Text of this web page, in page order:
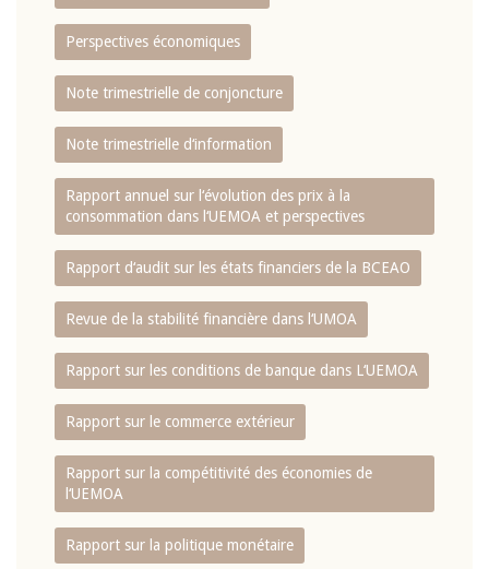
Perspectives économiques
Note trimestrielle de conjoncture
Note trimestrielle d‘information
Rapport annuel sur l‘évolution des prix à la
consommation dans l‘UEMOA et perspectives
Rapport d‘audit sur les états financiers de la BCEAO
Revue de la stabilité financière dans l‘UMOA
Rapport sur les conditions de banque dans L‘UEMOA
Rapport sur le commerce extérieur
Rapport sur la compétitivité des économies de
l‘UEMOA
Rapport sur la politique monétaire